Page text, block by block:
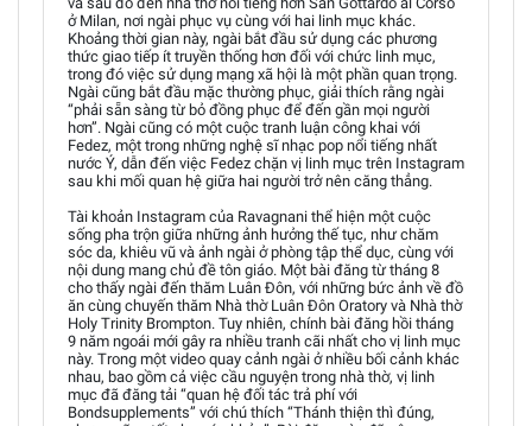
ở Milan, nơi ngài phục vụ cùng với hai linh mục khác.
Khoảng thời gian này, ngài bắt đầu sử dụng các phương
thức giao tiếp ít truyền thống hơn đối với chức linh mục,
trong đó việc sử dụng mạng xã hội là một phần quan trọng.
Ngài cũng bắt đầu mặc thường phục, giải thích rằng ngài
“phải sẵn sàng từ bỏ đồng phục để đến gần mọi người
hơn”. Ngài cũng có một cuộc tranh luận công khai với
Fedez, một trong những nghệ sĩ nhạc pop nổi tiếng nhất
nước Ý, dẫn đến việc Fedez chặn vị linh mục trên Instagram
sau khi mối quan hệ giữa hai người trở nên căng thẳng.
Tài khoản Instagram của Ravagnani thể hiện một cuộc
sống pha trộn giữa những ảnh hưởng thế tục, như chăm
sóc da, khiêu vũ và ảnh ngài ở phòng tập thể dục, cùng với
nội dung mang chủ đề tôn giáo. Một bài đăng từ tháng 8
cho thấy ngài đến thăm Luân Đôn, với những bức ảnh về đồ
ăn cùng chuyến thăm Nhà thờ Luân Đôn Oratory và Nhà thờ
Holy Trinity Brompton. Tuy nhiên, chính bài đăng hồi tháng
9 năm ngoái mới gây ra nhiều tranh cãi nhất cho vị linh mục
này. Trong một video quay cảnh ngài ở nhiều bối cảnh khác
nhau, bao gồm cả việc cầu nguyện trong nhà thờ, vị linh
mục đã đăng tải “quan hệ đối tác trả phí với
Bondsupplements” với chú thích “Thánh thiện thì đúng,